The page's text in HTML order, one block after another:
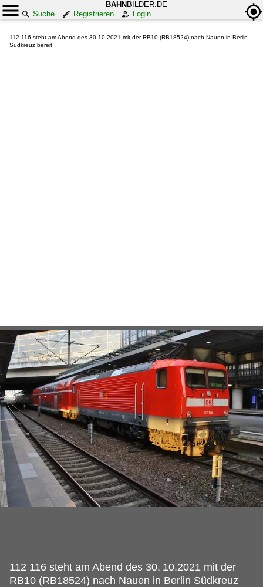
BAHN BILDER.DE
Suche
Registrieren Login
112 116 steht am Abend des 30.10.2021 mit der RB10 (RB18524) nach Nauen in Berlin
Südkreuz bereit
112 116 steht am Abend des 30. 10.2021 mit der
RB10 (RB18524) nach Nauen in Berlin Südkreuz